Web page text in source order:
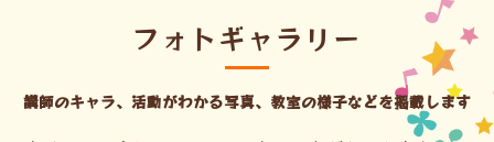
講師のキャラ、活動がわかる写真、教室の様子などを掲載します
フォトギャラリー